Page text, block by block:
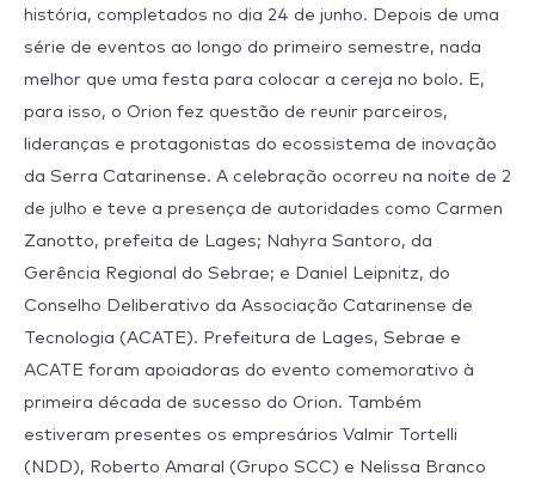
história, completados no dia 24 de junho. Depois de uma
série de eventos ao longo do primeiro semestre, nada
melhor que uma festa para colocar a cereja no bolo. E,
para isso, o Orion fez questão de reunir parceiros,
lideranças e protagonistas do ecossistema de inovação
da Serra Catarinense. A celebração ocorreu na noite de 2
de julho e teve a presença de autoridades como Carmen
Zanotto, prefeita de Lages; Nahyra Santoro, da
Gerência Regional do Sebrae; e Daniel Leipnitz, do
Conselho Deliberativo da Associação Catarinense de
Tecnologia (ACATE). Prefeitura de Lages, Sebrae e
ACATE foram apoiadoras do evento comemorativo à
primeira década de sucesso do Orion. Também
estiveram presentes os empresários Valmir Tortelli
(NDD), Roberto Amaral (Grupo SCC) e Nelissa Branco